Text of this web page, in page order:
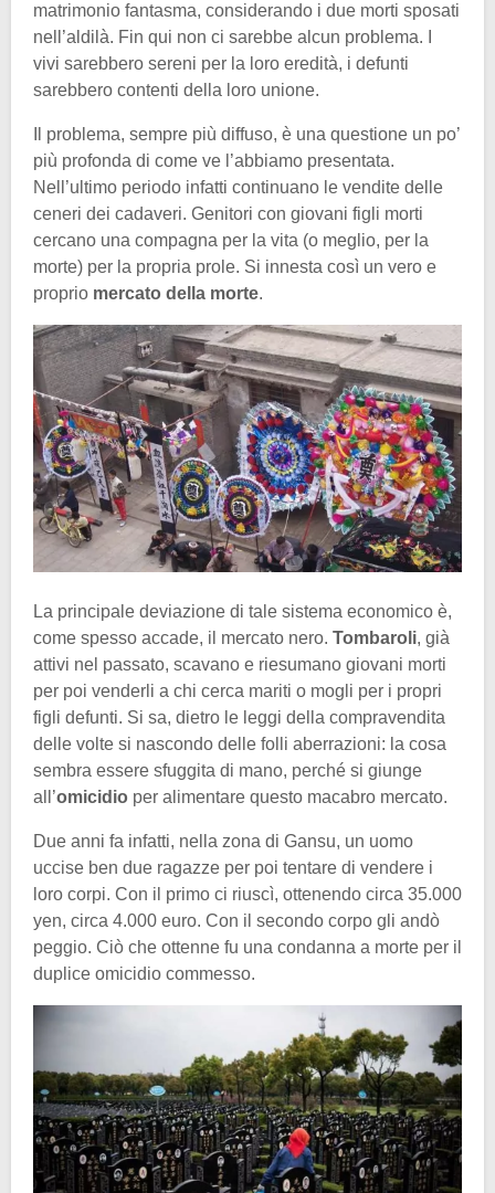
matrimonio fantasma, considerando i due morti sposati
nell’aldilà. Fin qui non ci sarebbe alcun problema. I
vivi sarebbero sereni per la loro eredità, i defunti
sarebbero contenti della loro unione.
Il problema, sempre più diffuso, è una questione un po’
più profonda di come ve l’abbiamo presentata.
Nell’ultimo periodo infatti continuano le vendite delle
ceneri dei cadaveri. Genitori con giovani figli morti
cercano una compagna per la vita (o meglio, per la
morte) per la propria prole. Si innesta così un vero e
proprio mercato della morte.
La principale deviazione di tale sistema economico è,
come spesso accade, il mercato nero. Tombaroli, già
attivi nel passato, scavano e riesumano giovani morti
per poi venderli a chi cerca mariti o mogli per i propri
figli defunti. Si sa, dietro le leggi della compravendita
delle volte si nascondo delle folli aberrazioni: la cosa
sembra essere sfuggita di mano, perché si giunge
all’omicidio per alimentare questo macabro mercato.
Due anni fa infatti, nella zona di Gansu, un uomo
uccise ben due ragazze per poi tentare di vendere i
loro corpi. Con il primo ci riuscì, ottenendo circa 35.000
yen, circa 4.000 euro. Con il secondo corpo gli andò
peggio. Ciò che ottenne fu una condanna a morte per il
duplice omicidio commesso.